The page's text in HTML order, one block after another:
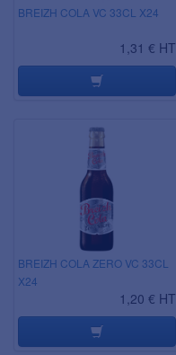
BREIZH COLA VC 33CL X24
1,31 € HT
BREIZH COLA ZERO VC 33CL
X24
1,20 € HT